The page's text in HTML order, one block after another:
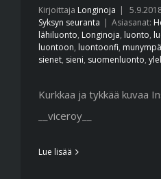
Kirjoittaja Longinoja |
Syksyn seuranta | Asiasanat:
lähiluonto, Longinoja, luonto,
luontoon, luontoonfi,
sienet, sieni, suomenluonto,
Kurkkaa ja tykkää kuvaa
__viceroy__
Lue lisää